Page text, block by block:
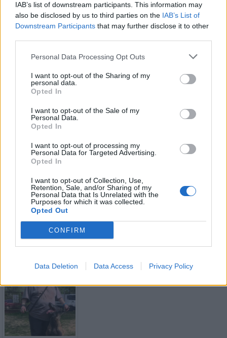
IAB’s list of downstream participants. This information may
also be disclosed by us to third parties on the IAB’s List of
Downstream Participants that may further disclose it to other
Personal Data Processing Opt Outs
I want to opt-out of the Sharing of my
personal data.
Opted In
I want to opt-out of the Sale of my
Personal Data.
Opted In
I want to opt-out of processing my
Personal Data for Targeted Advertising.
Opted In
I want to opt-out of Collection, Use,
Retention, Sale, and/or Sharing of my
Personal Data that Is Unrelated with the
Purposes for which it was collected.
Opted Out
CONFIRM
Data Deletion Data Access Privacy Policy
a szolgáltatás részletei »
EVELIN
Pomáz - Magyarország
Kutyaszitter
a szolgáltatás részletei »
EVELIN
a szolgáltatás részletei »
NÓRA